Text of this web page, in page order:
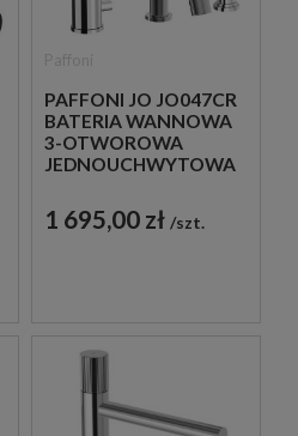
PAFFONI JO JO047CR
BATERIA WANNOWA
3-OTWOROWA
JEDNOUCHWYTOWA
1 695,00 zł szt.